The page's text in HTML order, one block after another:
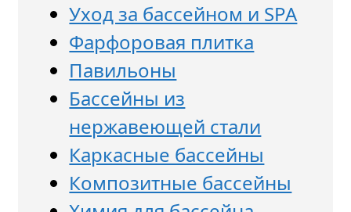
Уход за бассейном и SPA
Фарфоровая плитка
Павильоны
Бассейны из
нержавеющей стали
Каркасные бассейны
Композитные бассейны